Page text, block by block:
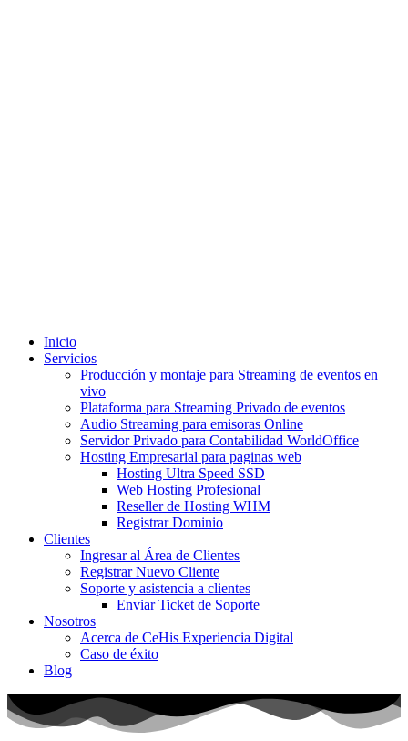
Inicio
Servicios
Producción y montaje para Streaming de eventos en
vivo
Plataforma para Streaming Privado de eventos
Audio Streaming para emisoras Online
Servidor Privado para Contabilidad WorldOffice
Hosting Empresarial para paginas web
Hosting Ultra Speed SSD
Web Hosting Profesional
Reseller de Hosting WHM
Registrar Dominio
Clientes
Ingresar al Área de Clientes
Registrar Nuevo Cliente
Soporte y asistencia a clientes
Enviar Ticket de Soporte
Nosotros
Acerca de CeHis Experiencia Digital
Caso de éxito
Blog